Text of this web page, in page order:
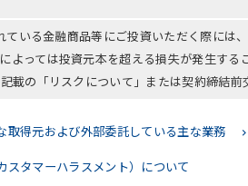
いる金融商品等にご投資いただく際に
よっては投資元本を超える損失が発生す
載の「リスクについて」または契約締結前
取得元および外部委託している主な業務
スタマーハラスメント）について